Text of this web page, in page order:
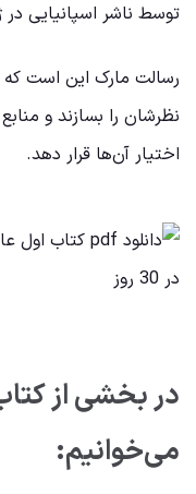
توسط ناشر اسپانیایی در ژانویه 2018
رسالت مارک این است که
نظرشان را بسازند و
اختیار آن‌ها قرار دهد.
در بخشی از
می‌خوانیم: